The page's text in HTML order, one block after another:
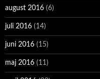
august 2016 (6)
juli 2016 (14)
juni 2016 (15)
maj 2016 (11)